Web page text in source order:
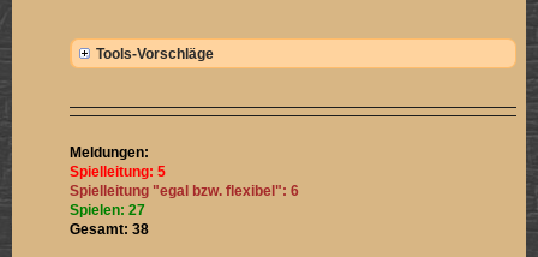
Tools-Vorschläge
Meldungen:
Spielleitung: 5
Spielleitung "egal bzw. flexibel": 6
Spielen: 27
Gesamt: 38